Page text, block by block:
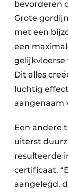
bevorderen
Grote
met een
een
gelijkvloerse
Dit alles
luchtig
aangenaam
Een andere
uiterst
resulteerde
certificaat.
aangelegd,